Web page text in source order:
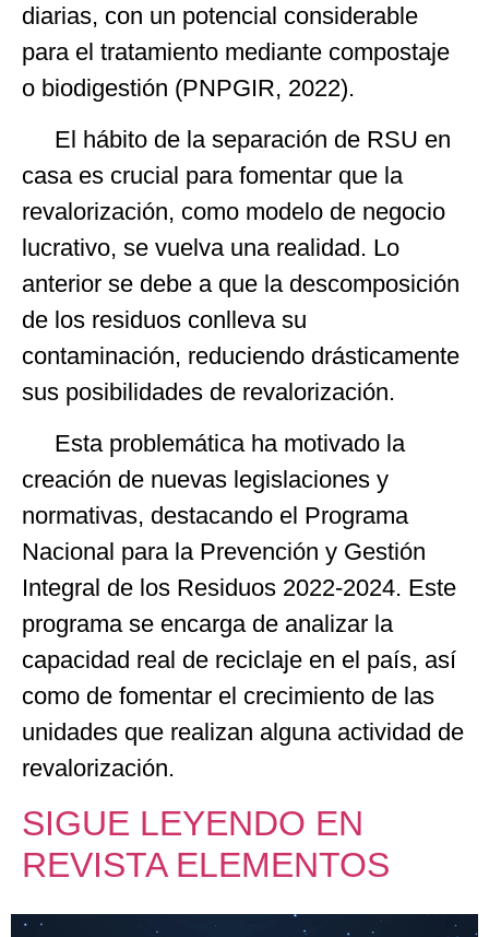
diarias, con un potencial considerable
para el tratamiento mediante compostaje
o biodigestión (PNPGIR, 2022).
El hábito de la separación de RSU en
casa es crucial para fomentar que la
revalorización, como modelo de negocio
lucrativo, se vuelva una realidad. Lo
anterior se debe a que la descomposición
de los residuos conlleva su
contaminación, reduciendo drásticamente
sus posibilidades de revalorización.
Esta problemática ha motivado la
creación de nuevas legislaciones y
normativas, destacando el Programa
Nacional para la Prevención y Gestión
Integral de los Residuos 2022-2024. Este
programa se encarga de analizar la
capacidad real de reciclaje en el país, así
como de fomentar el crecimiento de las
unidades que realizan alguna actividad de
revalorización.
SIGUE LEYENDO EN
REVISTA ELEMENTOS